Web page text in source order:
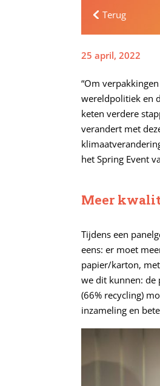
Terug
25 april, 2022
“Om
wereldpolitiek en
keten verdere
verandert met
het Spring Event
Meer
Tijdens een
eens: er moet
papier/karton,
we dit kunnen: de
(66% recycling)
inzameling en